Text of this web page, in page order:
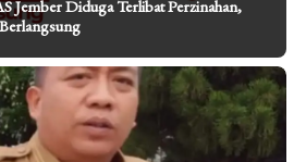
Diduga Terlibat Perzinahan,